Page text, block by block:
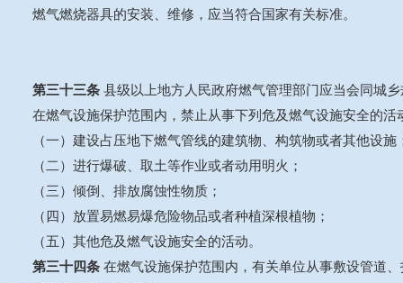
燃气燃烧器具的安装、维修，应当符合国家有关标准。
第三十三条 县级以上地方人民政府燃气管理部门应当会同城
在燃气设施保护范围内，禁止从事下列危及燃气设施安全的活
（一）建设占压地下燃气管线的建筑物、构筑物或者其他设施
（二）进行爆破、取土等作业或者动用明火；
（三）倾倒、排放腐蚀性物质；
（四）放置易燃易爆危险物品或者种植深根植物；
（五）其他危及燃气设施安全的活动。
第三十四条 在燃气设施保护范围内，有关单位从事敷设管道